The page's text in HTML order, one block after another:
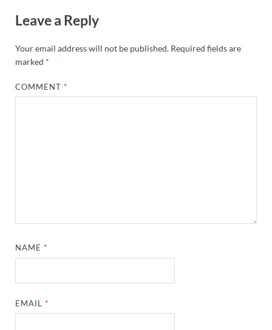
Leave a Reply
Your email address will not be published. Required fields are
marked *
COMMENT*
NAME*
EMAIL*